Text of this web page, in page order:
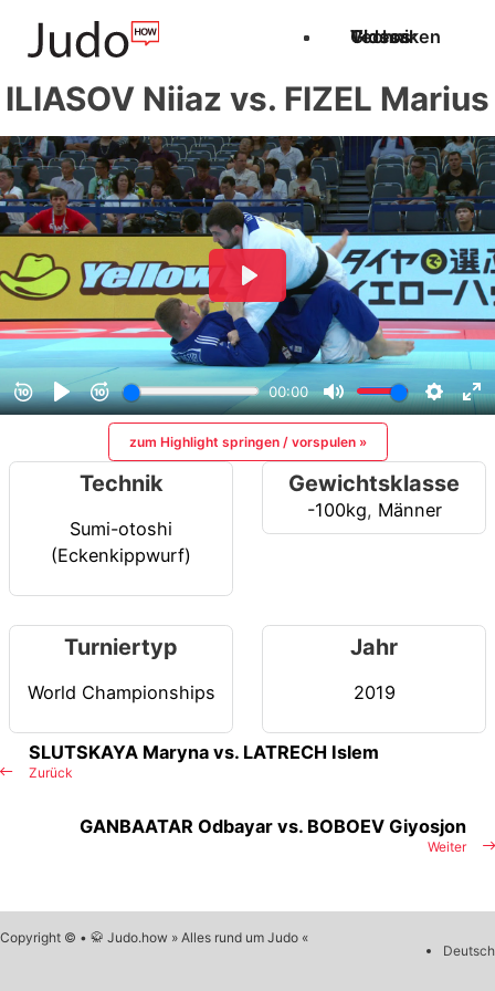
Techniken
Videos
Glossar
ILIASOV Niiaz vs. FIZEL Marius
zum Highlight springen / vorspulen »
Technik
Sumi-otoshi
(Eckenkippwurf)
Gewichtsklasse
-100kg, Männer
Turniertyp
World Championships
Jahr
2019
Zurück
SLUTSKAYA Maryna vs. LATRECH Islem
Weiter
GANBAATAR Odbayar vs. BOBOEV Giyosjon
Copyright © • 🥋 Judo.how » Alles rund um Judo «
Deutsch